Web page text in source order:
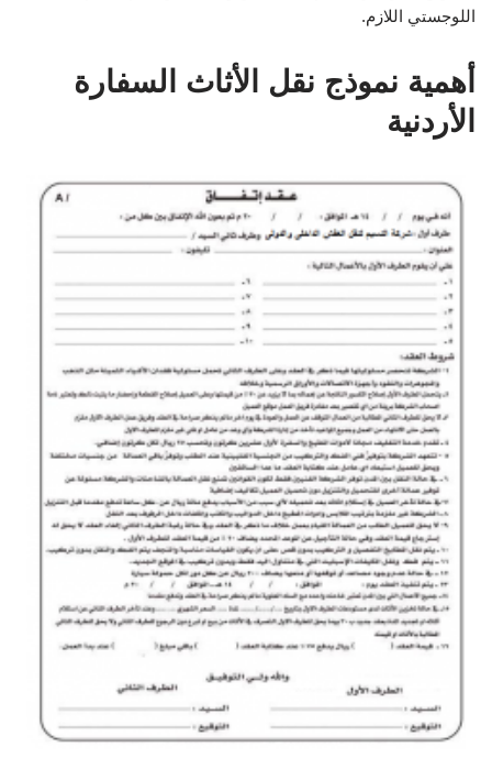
اللوجستي اللازم.
أهمية نموذج نقل الأثاث السفارة
الأردنية